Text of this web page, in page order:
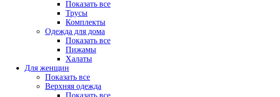
Показать все
Трусы
Комплекты
Одежда для дома
Показать все
Пижамы
Халаты
Для женщин
Показать все
Верхняя одежда
Показать все